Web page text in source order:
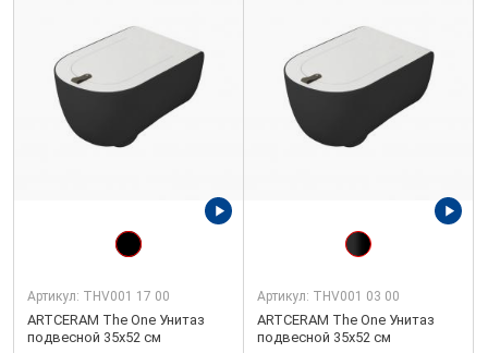
Артикул: THV001 17 00
ARTCERAM The One Унитаз
подвесной 35х52 см
Артикул: THV001 03 00
ARTCERAM The One Унитаз
подвесной 35х52 см